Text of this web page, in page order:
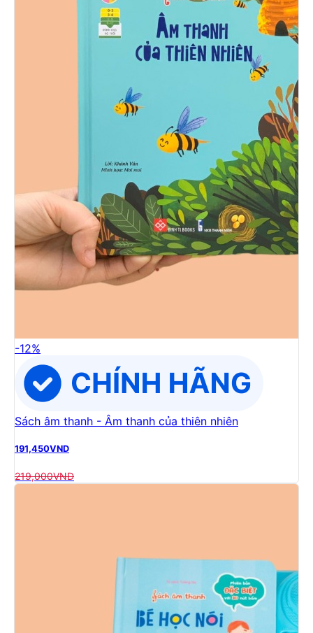
-12%
Sách âm thanh - Âm thanh của thiên nhiên
191,450VND
219,000VND